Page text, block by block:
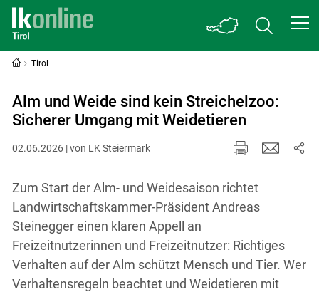
Tirol
Alm und Weide sind kein Streichelzoo:
Sicherer Umgang mit Weidetieren
02.06.2026 | von LK Steiermark
Zum Start der Alm- und Weidesaison richtet
Landwirtschaftskammer-Präsident Andreas
Steinegger einen klaren Appell an
Freizeitnutzerinnen und Freizeitnutzer: Richtiges
Verhalten auf der Alm schützt Mensch und Tier. Wer
Verhaltensregeln beachtet und Weidetieren mit